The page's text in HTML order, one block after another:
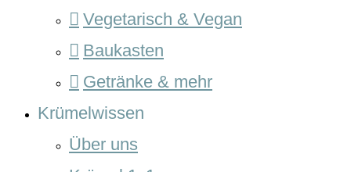
Vegetarisch & Vegan
Baukasten
Getränke & mehr
Krümelwissen
Über uns